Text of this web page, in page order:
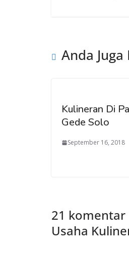
Anda
Kulineran Di
Gede Solo
September 16, 2018
21 komentar
Usaha